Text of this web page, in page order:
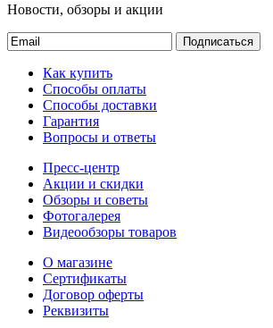
Новости, обзоры и акции
Подписаться
Как купить
Способы оплаты
Способы доставки
Гарантия
Вопросы и ответы
Пресс-центр
Акции и скидки
Обзоры и советы
Фотогалерея
Видеообзоры товаров
О магазине
Сертификаты
Договор оферты
Реквизиты